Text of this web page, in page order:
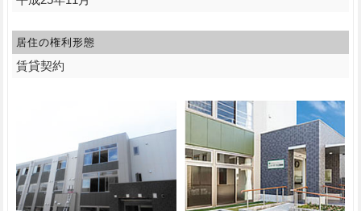
居住の権利形態
賃貸契約